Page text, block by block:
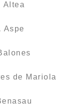
Altea
Aspe
de Mariola